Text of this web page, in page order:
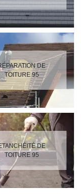
DE
TOITURE 95
DE
TOITURE 95